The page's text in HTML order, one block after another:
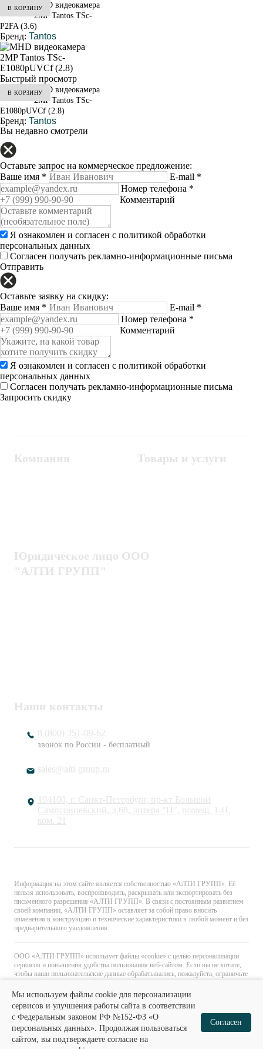
В КОРЗИНУ
от 3 200 ₽
MHD видеокамера
2MP Tantos TSc-
P2FA (3.6)
Бренд: Tantos
Быстрый просмотр
В КОРЗИНУ
от 3 200 ₽
MHD видеокамера
2MP Tantos TSc-
E1080pUVCf (2.8)
Бренд: Tantos
Вы недавно смотрели
Оставьте запрос на коммерческое предложение:
Ваше имя * E-mail *
Номер телефона *
Комментарий
Я ознакомлен и согласен с политикой обработки
персональных данных
Согласен получать рекламно-информационные письма
Отправить
Оставьте заявку на скидку:
Ваше имя * E-mail *
Номер телефона *
Комментарий
Я ознакомлен и согласен с политикой обработки
персональных данных
Согласен получать рекламно-информационные письма
Запросить скидку
Компания Товары и услуги
Юридическое лицо ООО
"АЛТИ ГРУПП"
Наши контакты
8 (800) 351-09-62
звонок по России - бесплатный
sales@alti-group.ru
194100, г. Санкт-Петербург, пр-кт Большой
Сампсониевский, д.68, литера "Н", помещ. 1-Н,
ком. 21
Информация на этом сайте является собственностью «АЛТИ ГРУПП». Её
нельзя использовать, воспроизводить, раскрывать или экспортировать без
письменного разрешения «АЛТИ ГРУПП». В связи с постоянным развитием
своей компании, «АЛТИ ГРУПП» оставляет за собой право вносить
изменения в конструкцию и технические характеристики в любой момент и без
предварительного уведомления.
ООО «АЛТИ ГРУПП» использует файлы «cookie» с целью персонализации
сервисов и повышения удобства пользования веб-сайтом. Если вы не хотите,
чтобы ваши пользовательские данные обрабатывались, пожалуйста, ограничьте
их использование в своём браузере.
Мы используем файлы cookie для персонализации
сервисов и улучшения работы сайта в соответствии
с Федеральным законом РФ №152-ФЗ «О
персональных данных». Продолжая пользоваться
сайтом, вы подтверждаете согласие на
Согласен
Главная Каталог